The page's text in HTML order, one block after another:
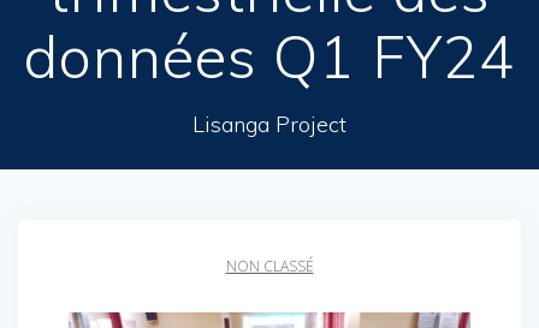
données Q1 FY24
Lisanga Project
NON CLASSÉ